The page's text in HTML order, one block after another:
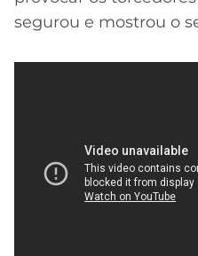
segurou e mostrou o